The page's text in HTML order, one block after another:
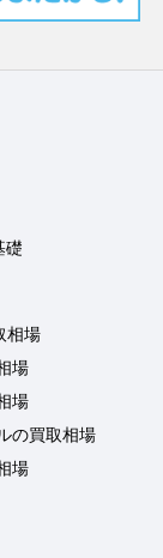
礎
相場
場
場
の買取相場
場